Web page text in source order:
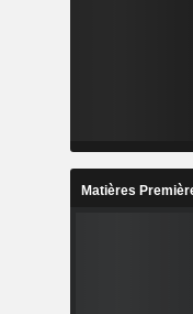
Matières